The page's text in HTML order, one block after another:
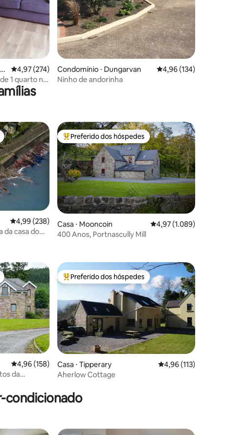
4,97 de uma avaliação média de 5, 274 avaliações
4,97 (274)
1 quarto no
Condomínio ⋅ Dungarvan 4,96 de uma avaliação
4,96 (134)
Ninho de andorinha
dos hóspedes
4,99 de uma avaliação média de 5, 238 avaliações
4,99 (238)
da casa do
Entre os melhores preferidos dos hóspedes
Preferido dos hóspedes
Casa ⋅ Mooncoin 4,97 de uma avaliação
4,97 (1.089)
400 Anos, Portnascully Mill
dos hóspedes
4,96 de uma avaliação média de 5, 158 avaliações
4,96 (158)
da
Entre os melhores preferidos dos hóspedes
Preferido dos hóspedes
Casa ⋅ Tipperary 4,96 de uma avaliação
4,96 (113)
Aherlow Cottage
condicionado